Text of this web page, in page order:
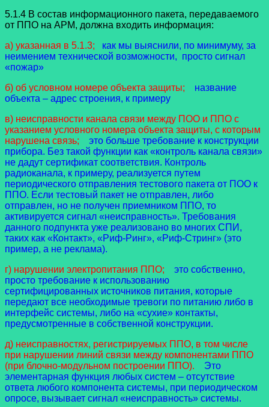
5.1.4 В состав информационного пакета, передаваемого
от ППО на АРМ, должна входить информация:
а) указанная в 5.1.3;
как мы выяснили, по минимуму, за
неимением технической возможности, просто сигнал
«пожар»
б) об условном номере объекта защиты;
название
объекта – адрес строения, к примеру
в) неисправности канала связи между ПОО и ППО с
указанием условного номера объекта защиты, с которым
нарушена связь;
это больше требование к конструкции
прибора. Без такой функции как «контроль канала связи»
не дадут сертификат соответствия. Контроль
радиоканала, к примеру, реализуется путем
периодического отправления тестового пакета от ПОО к
ППО. Если тестовый пакет не отправлен, либо
отправлен, но не получен приемником ППО, то
активируется сигнал «неисправность». Требования
данного подпункта уже реализовано во многих СПИ,
таких как «Контакт», «Риф-Ринг», «Риф-Стринг» (это
пример, а не реклама).
г) нарушении электропитания ППО;
это собственно,
просто требование к использованию
сертифицированных источников питания, которые
передают все необходимые тревоги по питанию либо в
интерфейс системы, либо на «сухие» контакты,
предусмотренные в собственной конструкции.
д) неисправностях, регистрируемых ППО, в том числе
при нарушении линий связи между компонентами ППО
(при блочно-модульном построении ППО).
Это
элементарная функция любых систем – отсутствие
ответа любого компонента системы, при периодическом
опросе, вызывает сигнал «неисправность» системы.